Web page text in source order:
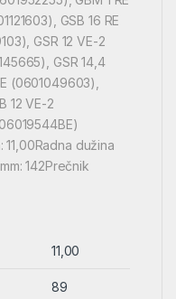
GSB 16 RE
GSR 12 VE-2
GSR 14,4
(0601049603),
12 VE-2
dužina
142Prečnik
11,00
89